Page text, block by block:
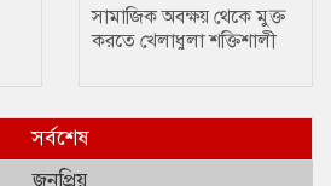
সামাজিক অবক্ষয় থেকে মুক্ত
করতে খেলাধুলা শক্তিশালী
সর্বশেষ
জনপ্রিয়